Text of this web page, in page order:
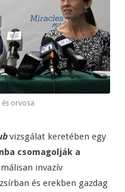
és orvosa
vizsgálat keretében egy
csomagolják a
invazív
és erekben gazdag